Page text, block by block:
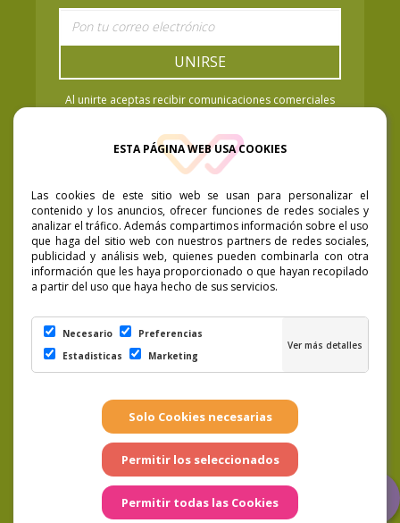
ESTA PÁGINA WEB USA COOKIES
Las cookies de este sitio web se usan para personalizar el
contenido y los anuncios, ofrecer funciones de redes sociales y
analizar el tráfico. Además compartimos información sobre el uso
que haga del sitio web con nuestros partners de redes sociales,
publicidad y análisis web, quienes pueden combinarla con otra
información que les haya proporcionado o que hayan recopilado
a partir del uso que haya hecho de sus servicios.
Necesario
Preferencias
Estadisticas
Marketing
UNIRSE
Al unirte aceptas recibir comunicaciones comerciales
LSSICE|Condiciones de compra|Preguntas
Frecuentes|Cookies|Aviso Legal|Política de
Privacidad|Términos y condiciones